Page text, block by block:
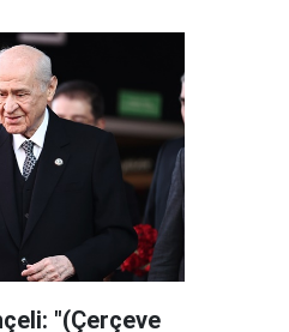
"(Çerçeve